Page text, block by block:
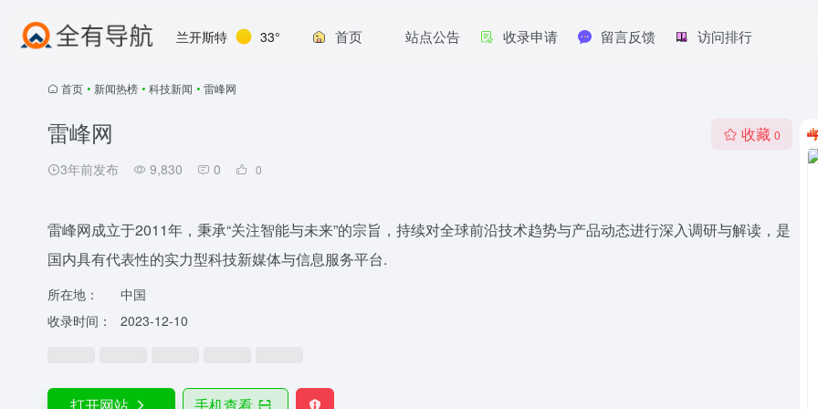
兰开斯特 33° 首页 站点公告 收录申请 留言反馈 访问排行
首页 • 新闻热榜 • 科技新闻 • 雷峰网
雷峰网
3年前发布 9,830 0 0
收藏 0
雷峰网成立于2011年，秉承“关注智能与未来”的宗旨，持续对全球前沿技术趋势与产品动态进行深入调研与解读，是
国内具有代表性的实力型科技新媒体与信息服务平台.
所在地：
中国
收录时间：
2023-12-10